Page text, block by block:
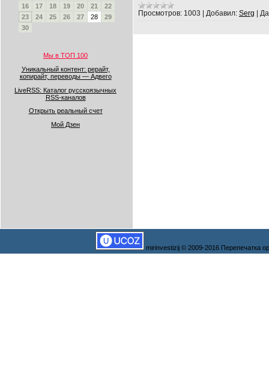
16
17 18 19 20 21
22
23
24 25 26 27 28
29
30
Мы в ТОП 100
Уникальный контент: рерайт,
копирайт, переводы — Адвего
LiveRSS: Каталог русскоязычных
RSS-каналов
Открыть реальный счет
Мой Дзен
Просмотров: 1003 | Добавил: Serg |
mirinvestizij © 2009-2016 Перепечатка